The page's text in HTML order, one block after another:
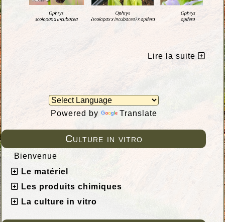
Powered by Translate
Culture in vitro
Bienvenue
Le matériel
Les produits chimiques
La culture in vitro
Lire la suite